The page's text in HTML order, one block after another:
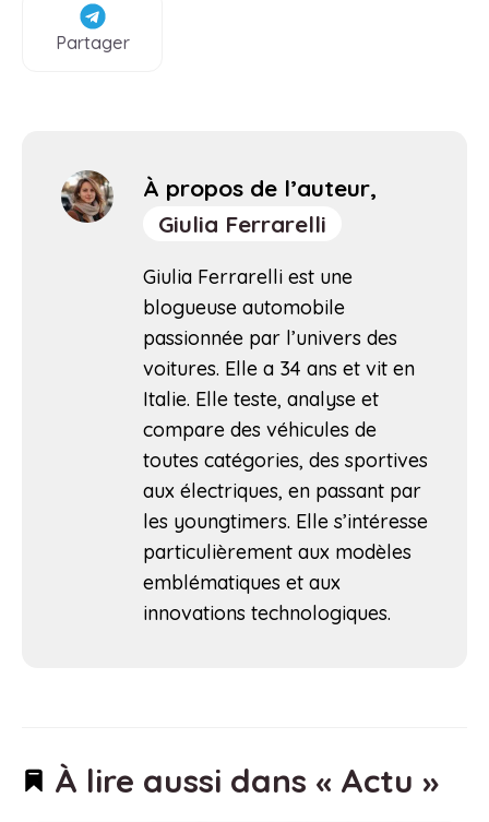
Partager
À propos de l’auteur,
Giulia Ferrarelli
Giulia Ferrarelli est une
blogueuse automobile
passionnée par l’univers des
voitures. Elle a 34 ans et vit en
Italie. Elle teste, analyse et
compare des véhicules de
toutes catégories, des sportives
aux électriques, en passant par
les youngtimers. Elle s’intéresse
particulièrement aux modèles
emblématiques et aux
innovations technologiques.
À lire aussi dans « Actu »